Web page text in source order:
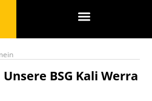
BSG Kali Werra